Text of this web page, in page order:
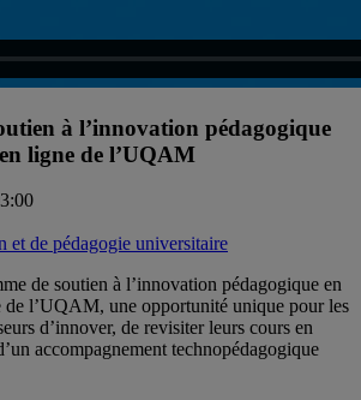
à l’innovation pédagogique
ligne de l’UQAM
et de pédagogie universitaire
de soutien à l’innovation pédagogique en
de l’UQAM, une opportunité unique pour les
d’innover, de revisiter leurs cours en
accompagnement technopédagogique